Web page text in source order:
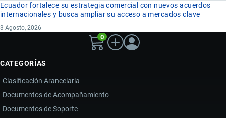
Ecuador fortalece su estrategia comercial con nuevos acuerdos
internacionales y busca ampliar su acceso a mercados clave
3 Agosto, 2026
0
CATEGORÍAS
Clasificación Arancelaria
Documentos de Acompañamiento
Documentos de Soporte